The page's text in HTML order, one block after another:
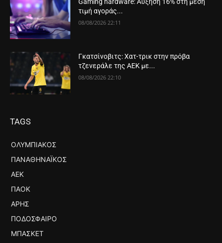
τιμή αγοράς...
08/08/2026 22:11
Γκατσίνοβιτς: Χατ-τρικ στην πρόβα
τζενεράλε της ΑΕΚ με...
08/08/2026 22:10
TAGS
ΟΛΥΜΠΙΑΚΌΣ
ΠΑΝΑΘΗΝΑΪΚΌΣ
ΑΕΚ
ΠΑΟΚ
ΆΡΗΣ
ΠΟΔΌΣΦΑΙΡΟ
ΜΠΆΣΚΕΤ